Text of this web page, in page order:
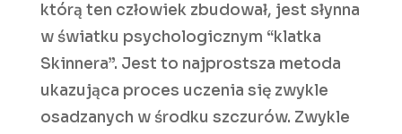
którą ten człowiek zbudował, jest słynna
w światku psychologicznym “klatka
Skinnera”. Jest to najprostsza metoda
ukazująca proces uczenia się zwykle
osadzanych w środku szczurów. Zwykle